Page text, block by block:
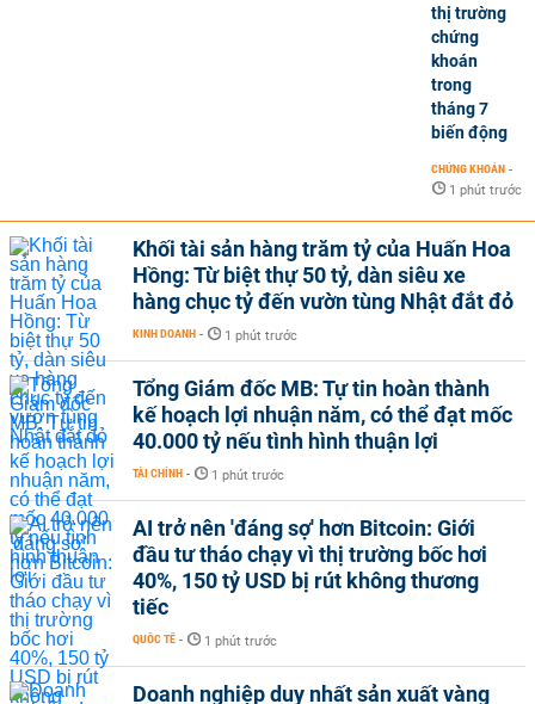
thị trường
chứng
khoán
trong
tháng 7
biến động
CHỨNG KHOÁN -
1 phút trước
Khối tài sản hàng trăm tỷ của Huấn Hoa
Hồng: Từ biệt thự 50 tỷ, dàn siêu xe
hàng chục tỷ đến vườn tùng Nhật đắt đỏ
KINH DOANH - 1 phút trước
Tổng Giám đốc MB: Tự tin hoàn thành
kế hoạch lợi nhuận năm, có thể đạt mốc
40.000 tỷ nếu tình hình thuận lợi
TÀI CHÍNH - 1 phút trước
AI trở nên 'đáng sợ' hơn Bitcoin: Giới
đầu tư tháo chạy vì thị trường bốc hơi
40%, 150 tỷ USD bị rút không thương
tiếc
QUỐC TẾ - 1 phút trước
Doanh nghiệp duy nhất sản xuất vàng